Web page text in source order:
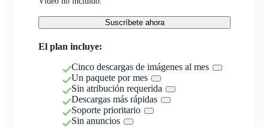
Suscríbete ahora
El plan incluye:
Cinco descargas de imágenes al mes
Un paquete por mes
Sin atribución requerida
Descargas más rápidas
Soporte prioritario
Sin anuncios